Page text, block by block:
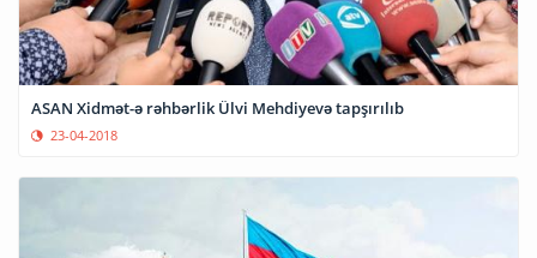
ASAN Xidmət-ə rəhbərlik Ülvi Mehdiyevə tapşırılıb
23-04-2018